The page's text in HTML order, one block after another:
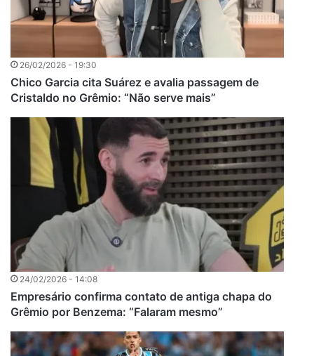
26/02/2026 - 19:30
Chico Garcia cita Suárez e avalia passagem de
Cristaldo no Grêmio: “Não serve mais”
24/02/2026 - 14:08
Empresário confirma contato de antiga chapa do
Grêmio por Benzema: “Falaram mesmo”